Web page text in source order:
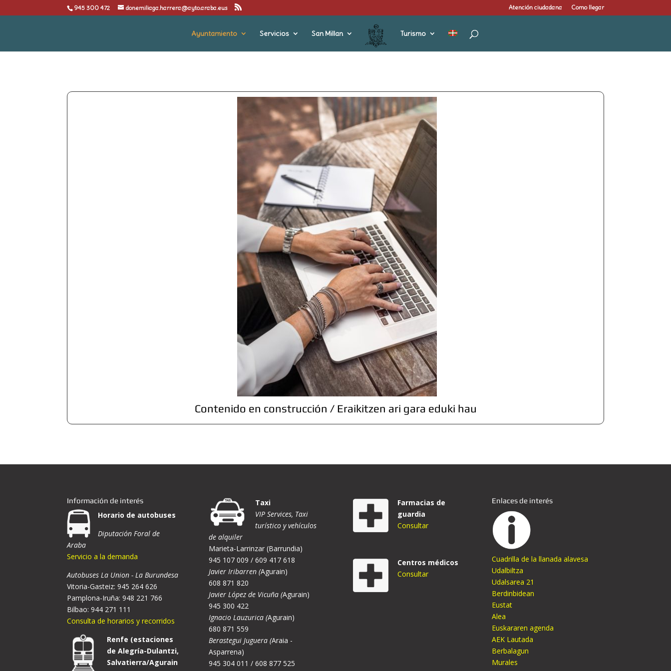
945 300 472 donemiliaga.harrera@ayto.araba.eus Atención ciudadana Como llegar
Ayuntamiento Servicios San Millan Turismo
Contenido en construcción / Eraikitzen ari gara eduki hau
Información de interés
Horario de autobuses
Diputación Foral de
Araba
Servicio a la demanda
Autobuses La Union - La Burundesa
Vitoria-Gasteiz: 945 264 626
Pamplona-Iruña: 948 221 766
Bilbao: 944 271 111
Consulta de horarios y recorridos
Renfe (estaciones
de Alegría-Dulantzi,
Salvatierra/Agurain
Taxi
VIP Services, Taxi
turístico y vehículos
de alquiler
Marieta-Larrinzar (Barrundia)
945 107 009 / 609 417 618
Javier Iribarren (Agurain)
608 871 820
Javier López de Vicuña (Agurain)
945 300 422
Ignacio Lauzurica (Agurain)
680 871 559
Berastegui Juguera (Araia -
Asparrena)
945 304 011 / 608 877 525
Farmacias de
guardia
Consultar
Centros médicos
Consultar
Enlaces de interés
Cuadrilla de la llanada alavesa
Udalbiltza
Udalsarea 21
Berdinbidean
Eustat
Alea
Euskararen agenda
AEK Lautada
Berbalagun
Murales